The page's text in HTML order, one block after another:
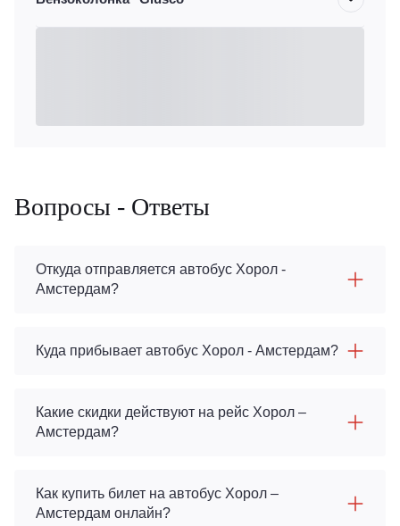
Вопросы - Ответы
Откуда отправляется автобус Хорол -
Амстердам?
Куда прибывает автобус Хорол - Амстердам?
Какие скидки действуют на рейс Хорол –
Амстердам?
Как купить билет на автобус Хорол –
Амстердам онлайн?